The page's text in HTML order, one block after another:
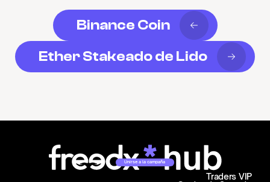
Binance Coin
Ether Stakeado de Lido
Unirse a la campaña
Traders VIP